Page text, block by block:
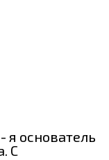
я основатель
С